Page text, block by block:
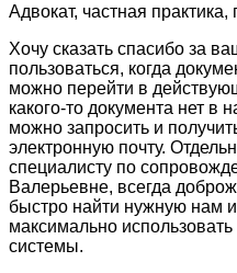
Адвокат, частная практика,
Хочу сказать спасибо за
пользоваться, когда
можно перейти в
какого-то документа нет в
можно запросить и
электронную почту.
специалисту по
Валерьевне, всегда
быстро найти нужную нам
максимально
системы.